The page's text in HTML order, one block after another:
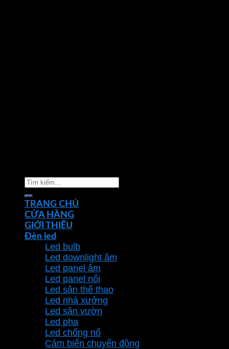
Tìm
TRANG CHỦ
CỬA HÀNG
GIỚI THIỆU
Đèn led
Led bulb
Led downlight âm
Led panel âm
Led panel nổi
Led sân thể thao
Led nhà xưởng
Led sân vườn
Led pha
Led chống nổ
Cảm biến chuyển động